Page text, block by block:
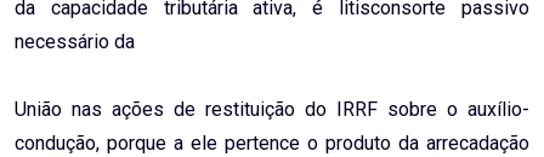
da capacidade tributária ativa, é litisconsorte passivo
necessário da
União nas ações de restituição do IRRF sobre o auxílio-
condução, porque a ele pertence o produto da arrecadação